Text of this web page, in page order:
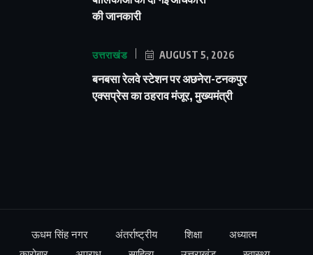
की जानकारी
उत्तराखंड AUGUST 5, 2026
बनबसा रेलवे स्टेशन पर अछनेरा-टनकपुर
एक्सप्रेस का ठहराव मंजूर, मुख्यमंत्री
ऊधम सिंह नगर अंतर्राष्ट्रीय शिक्षा
अध्यात्म